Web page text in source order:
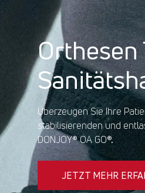
Orthesen
Überzeugen Sie Ihre
stabilisierenden und
DONJOY®OA GO®.
JETZT MEHR